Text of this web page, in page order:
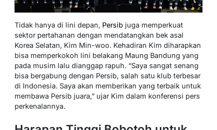
Tidak hanya di lini depan, Persib juga memperkuat
sektor pertahanan dengan mendatangkan bek asal
Korea Selatan, Kim Min-woo. Kehadiran Kim diharapkan
bisa memperkokoh lini belakang Maung Bandung yang
pada musim lalu dianggap rapuh. “Saya sangat senang
bisa bergabung dengan Persib, salah satu klub terbesar
di Indonesia. Saya akan memberikan yang terbaik untuk
membawa Persib juara,” ujar Kim dalam konferensi pers
perkenalannya.